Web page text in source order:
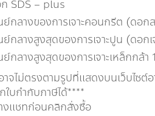
SDS – plus
ย์กลางของการเจาะคอนกรีต (ดอ
ย์กลางสูงสุดของการเจาะปูน (ดอก
ย์กลางสูงสุดของการเจาะเหล็กกล้า
จไม่ตรงตามรูปที่แสดงบนเว็บไซ
ใบกำกับภาษีได้****
งแชทก่อนคลิกสั่งซื้อ